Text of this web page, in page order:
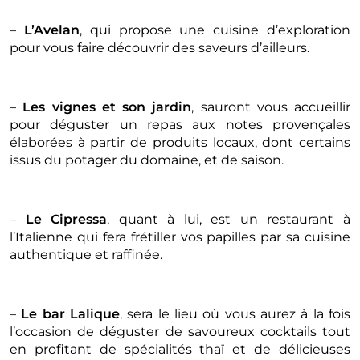
– L’Avelan, qui propose une cuisine d’exploration
pour vous faire découvrir des saveurs d’ailleurs.
– Les vignes et son jardin, sauront vous accueillir
pour déguster un repas aux notes provençales
élaborées à partir de produits locaux, dont certains
issus du potager du domaine, et de saison.
– Le Cipressa, quant à lui, est un restaurant à
l’Italienne qui fera frétiller vos papilles par sa cuisine
authentique et raffinée.
– Le bar Lalique, sera le lieu où vous aurez à la fois
l’occasion de déguster de savoureux cocktails tout
en profitant de spécialités thaï et de délicieuses